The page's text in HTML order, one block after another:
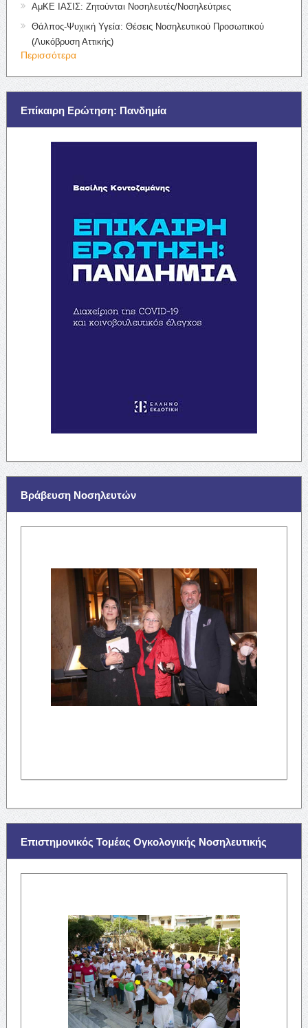
ΑμΚΕ ΙΑΣΙΣ: Ζητούνται Νοσηλευτές/Νοσηλεύτριες
Θάλπος-Ψυχική Υγεία: Θέσεις Νοσηλευτικού Προσωπικού
(Λυκόβρυση Αττικής)
Περισσότερα
Επίκαιρη Ερώτηση: Πανδημία
Βράβευση Νοσηλευτών
Επιστημονικός Τομέας Ογκολογικής Νοσηλευτικής